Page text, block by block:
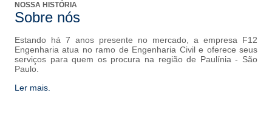
NOSSA HISTÓRIA
Sobre nós
Estando há 7 anos presente no mercado, a empresa F12
Engenharia atua no ramo de Engenharia Civil e oferece seus
serviços para quem os procura na região de Paulínia - São
Paulo.
Ler mais.